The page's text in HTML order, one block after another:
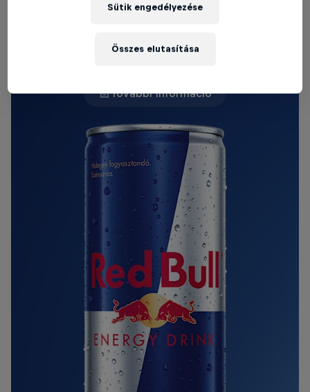
Red Bull Energy Drink
További információ
Összes elutasítása
Sütik engedélyezése